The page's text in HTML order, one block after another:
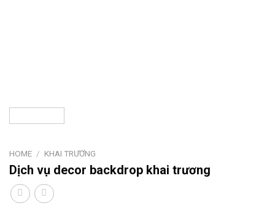
HOME / KHAI TRƯƠNG
Dịch vụ decor backdrop khai trương